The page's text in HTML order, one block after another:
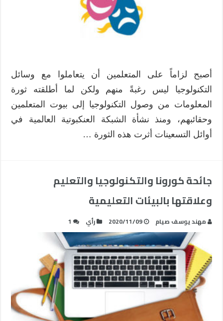
أصبح لزاماً على المتعلمين أن يتعاملوا مع وسائل
التكنولوجيا ليس رغبةً منهم ولكن لما أطلقته ثورة
المعلومات من وصول التكنولوجيا إلى بيوت المتعلمين
وحقائبهم، ومنذ نشأة الشبكة العنكبوتية العالمية في
أوائل التسعينات أثرت هذه الثورة …
جائحة كورونا والتكنولوجيا والتعليم
وعلاقتها بالبيئات التعليمية
مهند يوسف صيام 2020/11/09 رأي 1